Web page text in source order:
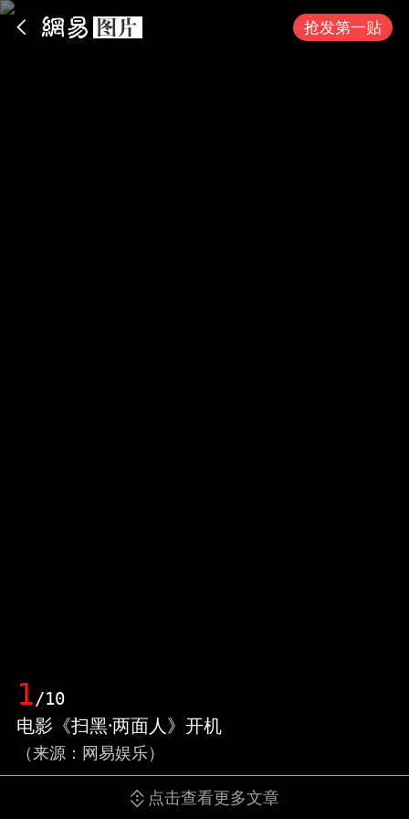
抢发第一贴
1/10
电影《扫黑·两面人》开机
（来源：网易娱乐）
点击查看更多文章
App内打开